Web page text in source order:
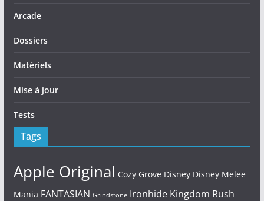
Arcade
Dossiers
Matériels
Mise à jour
Tests
Tags
Apple Original Cozy Grove Disney Disney Melee
Mania FANTASIAN Grindstone Ironhide Kingdom Rush